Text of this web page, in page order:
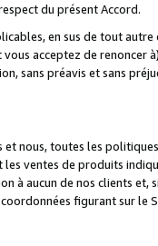
du présent Accord.
en sus de tout
acceptez de renoncer
sans préavis et sans
nous, toutes les
ventes de produits
à aucun de nos clients et,
figurant sur le